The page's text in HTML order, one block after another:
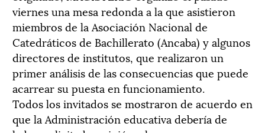
viernes una mesa redonda a la que asistieron
miembros de la Asociación Nacional de
Catedráticos de Bachillerato (Ancaba) y algunos
directores de institutos, que realizaron un
primer análisis de las consecuencias que puede
acarrear su puesta en funcionamiento.
Todos los invitados se mostraron de acuerdo en
que la Administración educativa debería de